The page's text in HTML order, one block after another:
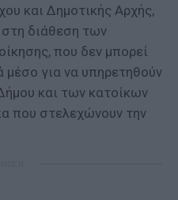
και Δημοτικής Αρχής,
στη διάθεση των
που δεν μπορεί
μέσο για να υπηρετηθούν
και των κατοίκων
που στελεχώνουν την